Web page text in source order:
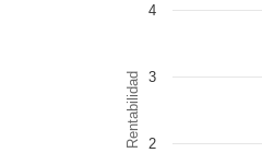
Rentabilidad 2
3
4